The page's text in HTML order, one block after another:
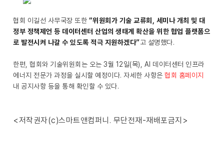
협회 이길선 사무국장 또한 “위원회가 기술 교류회, 세미나 개최 및 대
정부 정책제언 등 데이터센터 산업의 생태계 확산을 위한 협업 플랫폼으
로 발전시켜 나갈 수 있도록 적극 지원하겠다”고 설명했다.
한편, 협회와 기술위원회는 오는 3월 12일(목), AI 데이터센터 인프라
에너지 전문가 과정을 실시할 예정이다. 자세한 사항은 협회 홈페이지
내 공지사항 등을 통해 확인할 수 있다.
<저작권자(c)스마트앤컴퍼니. 무단전재-재배포금지>